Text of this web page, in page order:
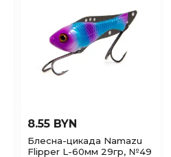
8.55 BYN
Блесна-цикада Namazu
Flipper L-60мм 29гр, №49